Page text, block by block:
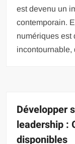
est devenu un
contemporain.
numériques est
incontournable,
Développer
leadership :
disponibles